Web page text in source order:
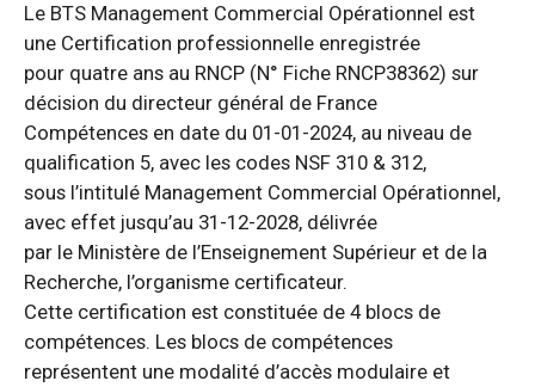
Le BTS Management Commercial Opérationnel est
une Certification professionnelle enregistrée
pour quatre ans au RNCP (N° Fiche RNCP38362) sur
décision du directeur général de France
Compétences en date du 01-01-2024, au niveau de
qualification 5, avec les codes NSF 310 & 312,
sous l’intitulé Management Commercial Opérationnel,
avec effet jusqu’au 31-12-2028, délivrée
par le Ministère de l’Enseignement Supérieur et de la
Recherche, l’organisme certificateur.
Cette certification est constituée de 4 blocs de
compétences. Les blocs de compétences
représentent une modalité d’accès modulaire et